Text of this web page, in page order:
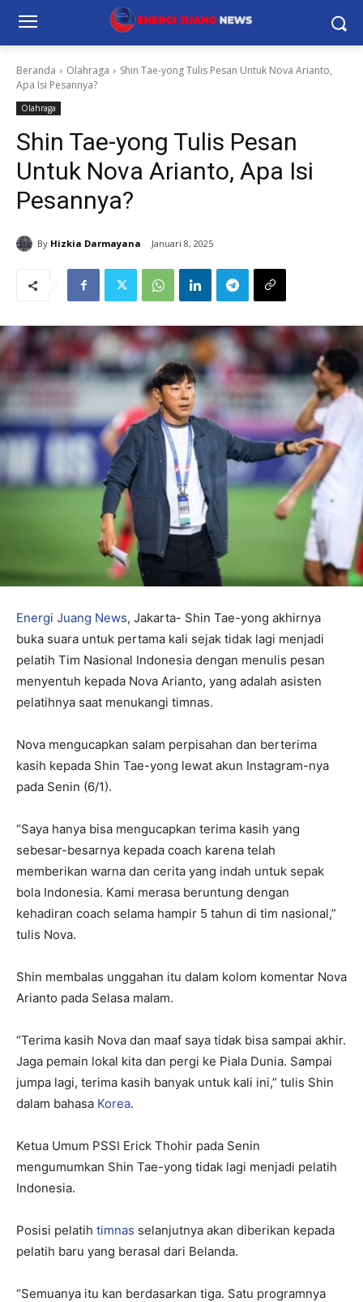
Beranda Olahraga
Shin Tae-yong Tulis Pesan Untuk Nova Arianto,
Apa Isi Pesannya?
Olahraga
Shin Tae-yong Tulis Pesan
Untuk Nova Arianto, Apa Isi
Pesannya?
By Hizkia Darmayana Januari 8, 2025
Energi Juang News, Jakarta- Shin Tae-yong akhirnya
buka suara untuk pertama kali sejak tidak lagi menjadi
pelatih Tim Nasional Indonesia dengan menulis pesan
menyentuh kepada Nova Arianto, yang adalah asisten
pelatihnya saat menukangi timnas.
Nova mengucapkan salam perpisahan dan berterima
kasih kepada Shin Tae-yong lewat akun Instagram-nya
pada Senin (6/1).
“Saya hanya bisa mengucapkan terima kasih yang
sebesar-besarnya kepada coach karena telah
memberikan warna dan cerita yang indah untuk sepak
bola Indonesia. Kami merasa beruntung dengan
kehadiran coach selama hampir 5 tahun di tim nasional,”
tulis Nova.
Shin membalas unggahan itu dalam kolom komentar Nova
Arianto pada Selasa malam.
“Terima kasih Nova dan maaf saya tidak bisa sampai akhir.
Jaga pemain lokal kita dan pergi ke Piala Dunia. Sampai
jumpa lagi, terima kasih banyak untuk kali ini,” tulis Shin
dalam bahasa Korea.
Ketua Umum PSSI Erick Thohir pada Senin
mengumumkan Shin Tae-yong tidak lagi menjadi pelatih
Indonesia.
Posisi pelatih timnas selanjutnya akan diberikan kepada
pelatih baru yang berasal dari Belanda.
“Semuanya itu kan berdasarkan tiga. Satu programnya